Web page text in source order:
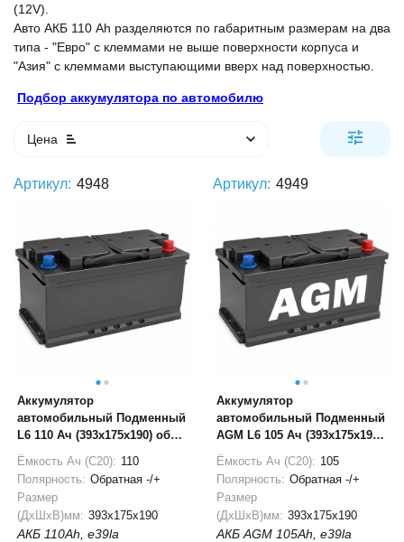
(12V).
Авто АКБ 110 Ah разделяются по габаритным размерам на два
типа - "Евро" с клеммами не выше поверхности корпуса и
"Азия" с клеммами выступающими вверх над поверхностью.
Подбор аккумулятора по автомобилю
Цена
Артикул: 4948
Аккумулятор
автомобильный Подменный
L6 110 Ач (393x175x190) обр.
пол.
Ёмкость Ач (С20): 110
Полярность: Обратная -/+
Размер
(ДхШхВ)мм: 393x175x190
АКБ 110Ah, e39la
Артикул: 4949
Аккумулятор
автомобильный Подменный
AGM L6 105 Ач (393x175x190)
обр. пол.
Ёмкость Ач (С20): 105
Полярность: Обратная -/+
Размер
(ДхШхВ)мм: 393x175x190
АКБ AGM 105Ah, e39la